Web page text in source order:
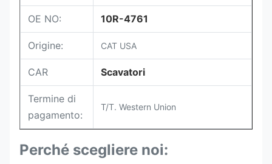
OE NO: 10R-4761
Origine: CAT USA
CAR Scavatori
Termine di
pagamento:
T/T. Western Union
Perché scegliere noi: